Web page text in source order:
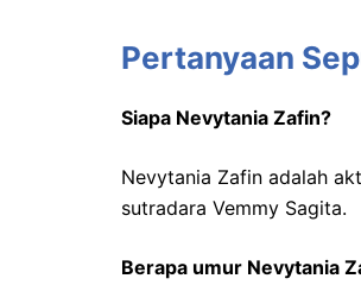
Pertanyaan
Siapa Nevytania Zafin?
Nevytania Zafin adalah
sutradara Vemmy Sagita.
Berapa umur Nevytania